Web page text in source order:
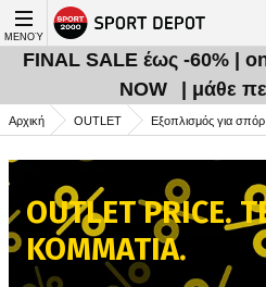
ΜΕΝΟΎ
FINAL SALE έως -60% |
NOW
| μάθε
Αρχική OUTLET Εξοπλισμός για σπόρ
OUTLET PRICE.
ΚΟΜΜΑΤΙΑ.